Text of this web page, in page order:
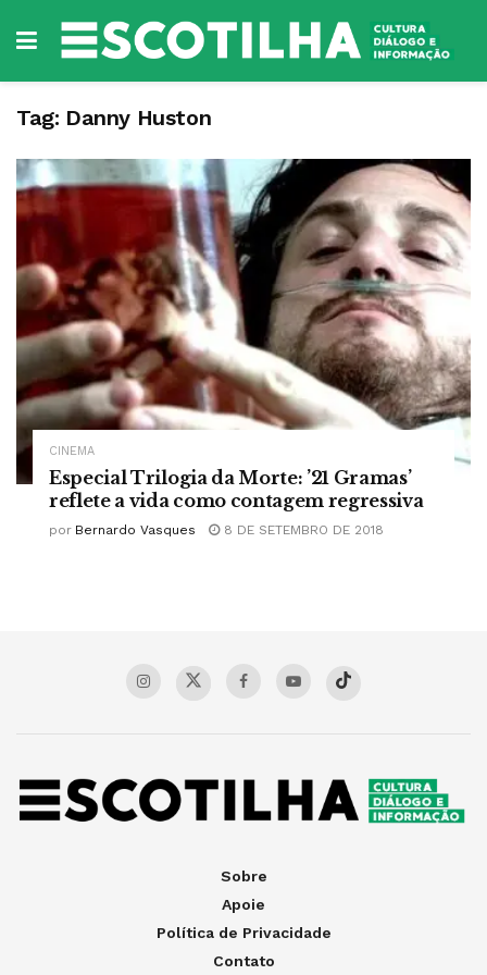
Tag: Danny Huston
CINEMA
Especial Trilogia da Morte: ’21 Gramas’
reflete a vida como contagem regressiva
por Bernardo Vasques 8 DE SETEMBRO DE 2018
Sobre
Apoie
Política de Privacidade
Contato